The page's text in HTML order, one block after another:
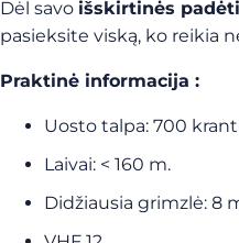
Dėl savo išskirtinės
pasieksite viską, ko reikia
Praktinė informacija :
Uosto talpa: 700
Laivai: < 160 m.
Didžiausia grimzlė: 8